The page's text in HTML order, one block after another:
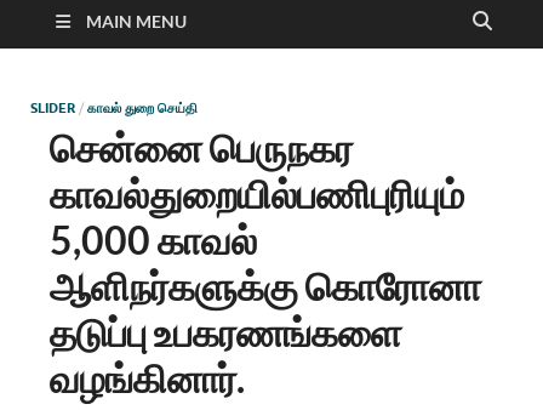
MAIN MENU
SLIDER / காவல் துறை செய்தி
சென்னை பெருநகர
காவல்துறையில்பணிபுரியும்
5,000 காவல்
ஆளிநர்களுக்கு கொரோனா
தடுப்பு உபகரணங்களை
வழங்கினார்.